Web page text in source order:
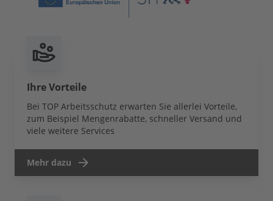
Ihre Vorteile
Bei TOP Arbeitsschutz erwarten Sie allerlei Vorteile,
zum Beispiel Mengenrabatte, schneller Versand und
viele weitere Services
Mehr dazu